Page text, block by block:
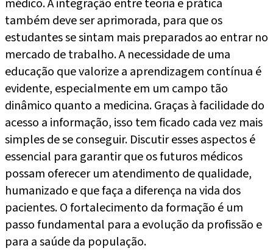
médico. A integração entre teoria e prática
também deve ser aprimorada, para que os
estudantes se sintam mais preparados ao entrar no
mercado de trabalho. A necessidade de uma
educação que valorize a aprendizagem contínua é
evidente, especialmente em um campo tão
dinâmico quanto a medicina. Graças à facilidade do
acesso a informação, isso tem ficado cada vez mais
simples de se conseguir. Discutir esses aspectos é
essencial para garantir que os futuros médicos
possam oferecer um atendimento de qualidade,
humanizado e que faça a diferença na vida dos
pacientes. O fortalecimento da formação é um
passo fundamental para a evolução da profissão e
para a saúde da população.